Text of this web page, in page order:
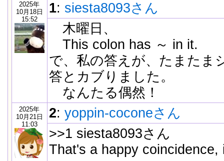
2025年
10月18日
15:52
1: siesta8093さん
木曜日、
This colon has ～ in it.
で、私の答えが、たまたま
答とカブりました。
なんたる偶然！
2025年
10月21日
11:03
2: yoppin-coconeさん
>>1 siesta8093さん
That's a happy coincidence,